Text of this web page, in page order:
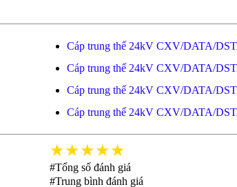
Cáp trung thế 24kV CXV/DATA/
Cáp trung thế 24kV CXV/DATA/
Cáp trung thế 24kV CXV/DATA/
Cáp trung thế 24kV CXV/DATA/
★★★★★
#Tổng số đánh giá
#Trung bình đánh giá